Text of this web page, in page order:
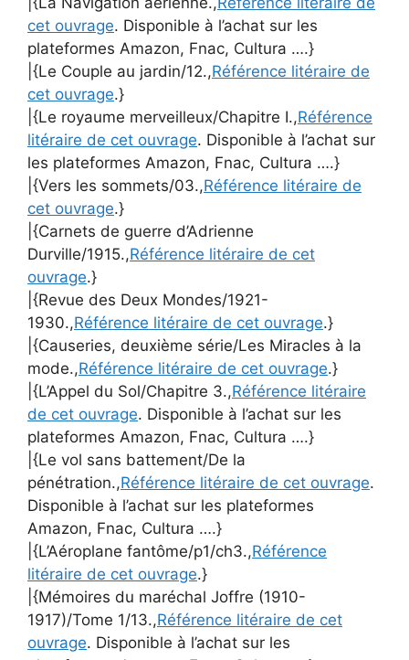
cet ouvrage. Disponible à l’achat sur les
plateformes Amazon, Fnac, Cultura ….}
|{Le Couple au jardin/12.,Référence litéraire de
cet ouvrage.}
|{Le royaume merveilleux/Chapitre I.,Référence
litéraire de cet ouvrage. Disponible à l’achat sur
les plateformes Amazon, Fnac, Cultura ….}
|{Vers les sommets/03.,Référence litéraire de
cet ouvrage.}
|{Carnets de guerre d’Adrienne
Durville/1915.,Référence litéraire de cet
ouvrage.}
|{Revue des Deux Mondes/1921-
1930.,Référence litéraire de cet ouvrage.}
|{Causeries, deuxième série/Les Miracles à la
mode.,Référence litéraire de cet ouvrage.}
|{L’Appel du Sol/Chapitre 3.,Référence litéraire
de cet ouvrage. Disponible à l’achat sur les
plateformes Amazon, Fnac, Cultura ….}
|{Le vol sans battement/De la
pénétration.,Référence litéraire de cet ouvrage.
Disponible à l’achat sur les plateformes
Amazon, Fnac, Cultura ….}
|{L’Aéroplane fantôme/p1/ch3.,Référence
litéraire de cet ouvrage.}
|{Mémoires du maréchal Joffre (1910-
1917)/Tome 1/13.,Référence litéraire de cet
ouvrage. Disponible à l’achat sur les